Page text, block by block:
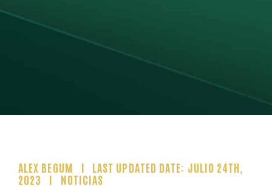
ALEX BEGUM
LAST UPDATED DATE: JULIO 24TH,
2023
NOTICIAS